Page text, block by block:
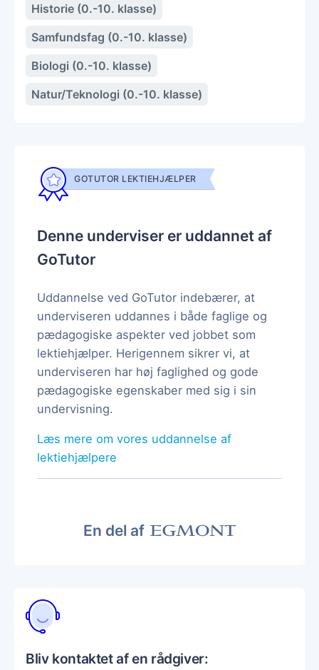
Historie (0.-10. klasse)
Samfundsfag (0.-10. klasse)
Biologi (0.-10. klasse)
Natur/Teknologi (0.-10. klasse)
GOTUTOR LEKTIEHJÆLPER
Denne underviser er uddannet af
GoTutor
Uddannelse ved GoTutor indebærer, at
underviseren uddannes i både faglige og
pædagogiske aspekter ved jobbet som
lektiehjælper. Herigennem sikrer vi, at
underviseren har høj faglighed og gode
pædagogiske egenskaber med sig i sin
undervisning.
Læs mere om vores uddannelse af
lektiehjælpere
En del af
Bliv kontaktet af en rådgiver: